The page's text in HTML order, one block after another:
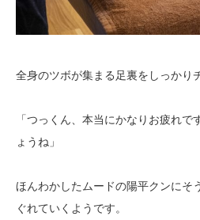
全身のツボが集まる足裏をしっかり
「つっくん、本当にかなりお疲れ
ょうね」
ほんわかしたムードの陽平クンにそ
ぐれていくようです。